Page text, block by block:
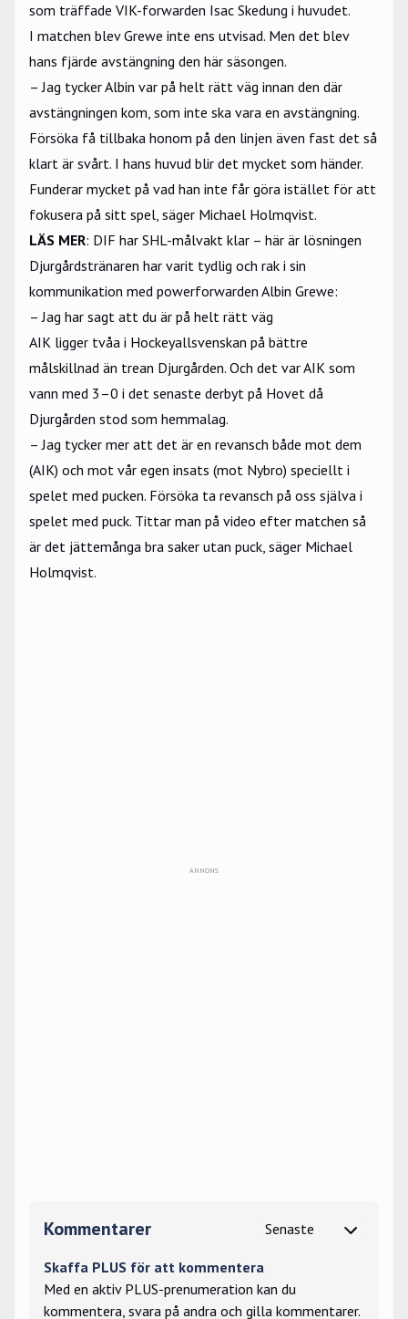
som träffade VIK-forwarden Isac Skedung i huvudet.
I matchen blev Grewe inte ens utvisad. Men det blev
hans fjärde avstängning den här säsongen.
– Jag tycker Albin var på helt rätt väg innan den där
avstängningen kom, som inte ska vara en avstängning.
Försöka få tillbaka honom på den linjen även fast det så
klart är svårt. I hans huvud blir det mycket som händer.
Funderar mycket på vad han inte får göra istället för att
fokusera på sitt spel, säger Michael Holmqvist.
LÄS MER: DIF har SHL-målvakt klar – här är lösningen
Djurgårdstränaren har varit tydlig och rak i sin
kommunikation med powerforwarden Albin Grewe:
– Jag har sagt att du är på helt rätt väg
AIK ligger tvåa i Hockeyallsvenskan på bättre
målskillnad än trean Djurgården. Och det var AIK som
vann med 3–0 i det senaste derbyt på Hovet då
Djurgården stod som hemmalag.
– Jag tycker mer att det är en revansch både mot dem
(AIK) och mot vår egen insats (mot Nybro) speciellt i
spelet med pucken. Försöka ta revansch på oss själva i
spelet med puck. Tittar man på video efter matchen så
är det jättemånga bra saker utan puck, säger Michael
Holmqvist.
Kommentarer
Skaffa PLUS för att kommentera
Med en aktiv PLUS-prenumeration kan du
kommentera, svara på andra och gilla kommentarer.